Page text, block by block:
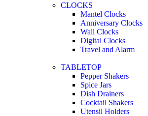
CLOCKS
Mantel Clocks
Anniversary Clocks
Wall Clocks
Digital Clocks
Travel and Alarm
TABLETOP
Pepper Shakers
Spice Jars
Dish Drainers
Сocktail Shakers
Utensil Holders